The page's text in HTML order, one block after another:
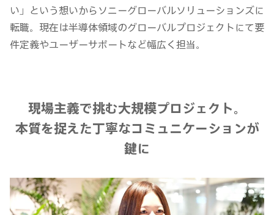
い」という想いからソニーグローバルソリューションズに
転職。現在は半導体領域のグローバルプロジェクトにて要
件定義やユーザーサポートなど幅広く担当。
現場主義で挑む大規模プロジェクト。
本質を捉えた丁寧なコミュニケーションが
鍵に